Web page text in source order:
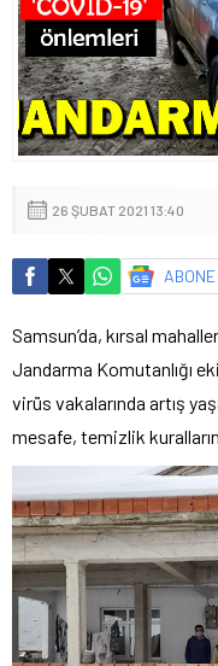
26 ŞUBAT 2021 13:40
ABONE
Samsun’da, kırsal
Jandarma Komutanlığı
virüs vakalarında artış
mesafe, temizlik